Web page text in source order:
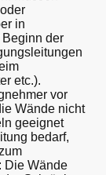
in
der
etc.).
vor
Wände nicht
geeignet
bedarf,
Die Wände